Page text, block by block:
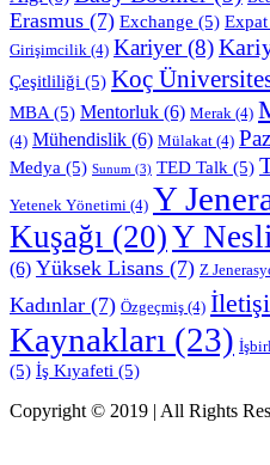
Erasmus (7) Exchange (5) Expat
Girişimcilik (4) Kariyer(8)
Çeşitliliği (5) Koç
MBA (5) Mentorluk (6) Merak (4)
(4) Mühendislik (6) Mülakat (4)
Medya (5) Sunum (3) TED Talk (5)
Yetenek Yönetimi (4) Y
Kuşağı (20)Y Nesli
(6) Yüksek Lisans (7) Z
Kadınlar (7) Özgeçmiş (4)
Kaynakları (23)
(5) İş Kıyafeti (5)
Copyright © 2019 | All Rights